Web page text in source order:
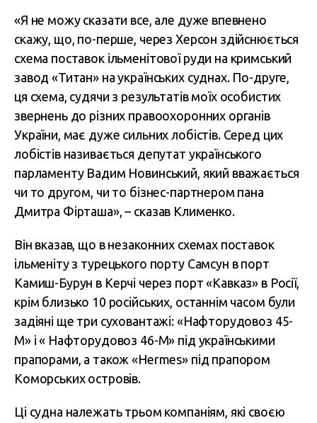
«Я не можу сказати все, але дуже впевнено
скажу, що, по-перше, через Херсон здійснюється
схема поставок ільменітової руди на кримський
завод «Титан» на українських суднах. По-друге,
ця схема, судячи з результатів моїх особистих
звернень до різних правоохоронних органів
України, має дуже сильних лобістів. Серед цих
лобістів називається депутат українського
парламенту Вадим Новинський, який вважається
чи то другом, чи то бізнес-партнером пана
Дмитра Фірташа», – сказав Клименко.
Він вказав, що в незаконних схемах поставок
ільменіту з турецького порту Самсун в порт
Камиш-Бурун в Керчі через порт «Кавказ» в Росії,
крім близько 10 російських, останнім часом були
задіяні ще три суховантажі: «Нафторудовоз 45-
М» і « Нафторудовоз 46-М» під українськими
прапорами, а також «Hermes» під прапором
Коморських островів.
Ці судна належать трьом компаніям, які своєю